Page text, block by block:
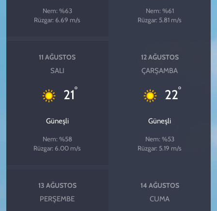
Nem: %63
Rüzgar: 6.69 m/s
Nem: %61
Rüzgar: 5.81 m/s
11 AĞUSTOS
SALI
21°
Güneşli
Nem: %58
Rüzgar: 6.00 m/s
12 AĞUSTOS
ÇARŞAMBA
22°
Güneşli
Nem: %53
Rüzgar: 5.19 m/s
13 AĞUSTOS
PERŞEMBE
14 AĞUSTOS
CUMA